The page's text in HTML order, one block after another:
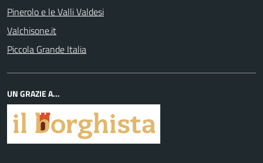
Pinerolo e le Valli Valdesi
Valchisone.it
Piccola Grande Italia
UN GRAZIE A...